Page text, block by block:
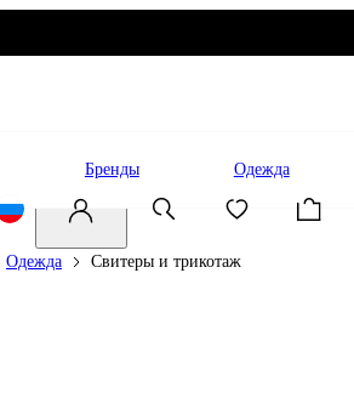
Бренды Одежда
Одежда Свитеры и трикотаж